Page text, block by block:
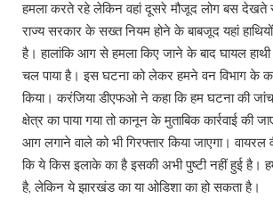
हमला करते रहे लेकिन वहां दूसरे मौजूद लोग बस देखते
राज्य सरकार के सख्त नियम होने के बाबजूद यहां हाथियों
है। हालांकि आग से हमला किए जाने के बाद घायल हाथी
चल पाया है। इस घटना को लेकर हमने वन विभाग के
किया। करंजिया डीएफओ ने कहा कि हम घटना की
क्षेत्र का पाया गया तो कानून के मुताबिक कार्रवाई की
आग लगाने वाले को भी गिरफ्तार किया जाएगा। वायरल
कि ये किस इलाके का है इसकी अभी पुष्टी नहीं हुई है।
है, लेकिन ये झारखंड का या ओडिशा का हो सकता है।